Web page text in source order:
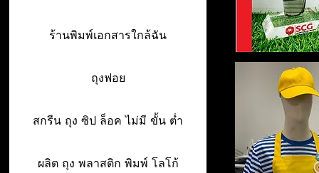
ร้านพิมพ์เอกสารใกล้ฉัน
ถุงฟอย
สกรีน ถุง ซิป ล็อค ไม่มี ขั้น ต่ำ
ผลิต ถุง พลาสติก พิมพ์ โลโก้